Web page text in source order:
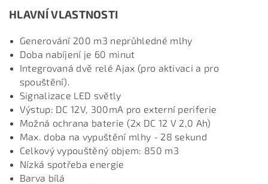
HLAVNÍ VLASTNOSTI
Generování 200 m3 neprůhledné mlhy
Doba nabíjení je 60 minut
Integrovaná dvě relé Ajax (pro aktivaci a pro
spouštění).
Signalizace LED světly
Výstup: DC 12V, 300mA pro externí periferie
Možná ochrana baterie (2x DC 12 V 2,0 Ah)
Max. doba na vypuštění mlhy - 28 sekund
Celkový vypouštěný objem: 850 m3
Nízká spotřeba energie
Barva bílá